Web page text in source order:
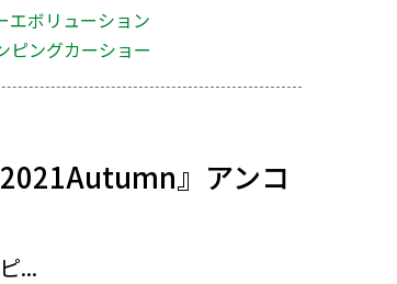
エボリューション
ピングカーショー
2021Autumn』アンコ
...